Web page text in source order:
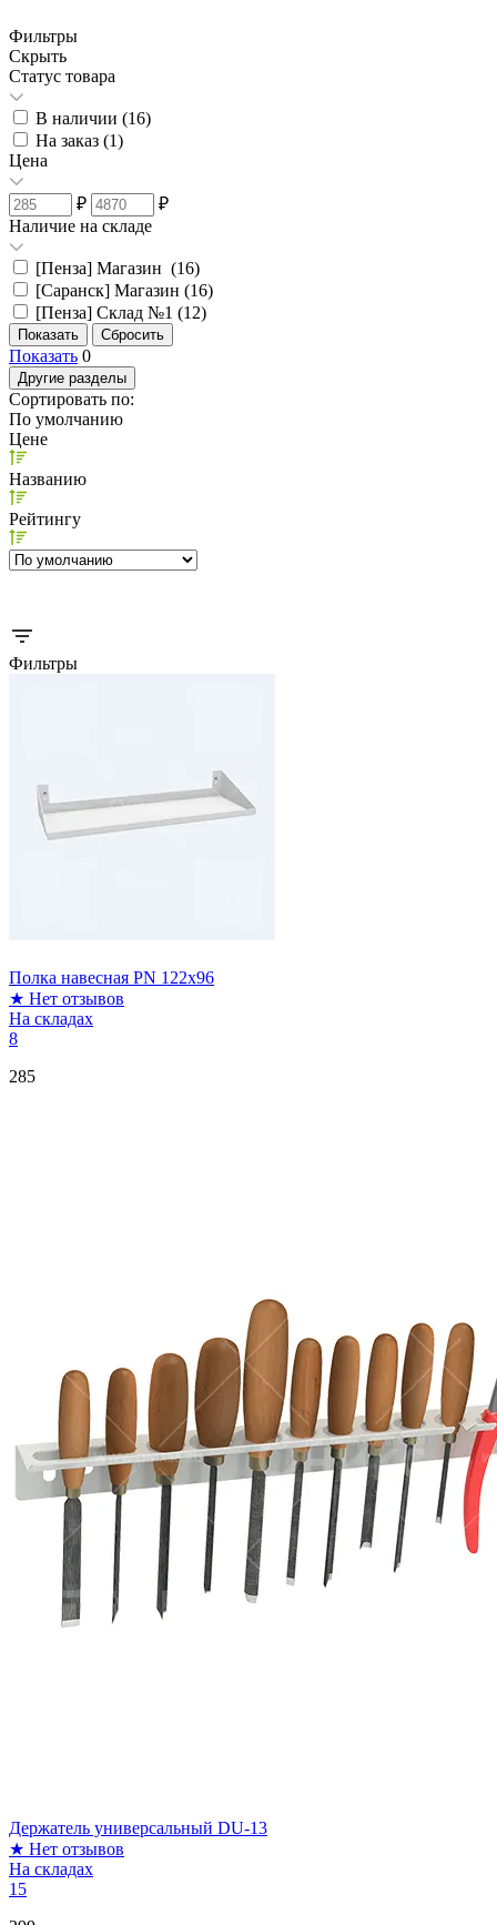
Фильтры
Скрыть
Статус товара
В наличии (16)
На заказ (1)
Цена
₽
₽
Наличие на складе
[Пенза] Магазин (16)
[Саранск] Магазин (16)
[Пенза] Склад №1 (12)
Показать 0
Другие разделы
Сортировать по:
По умолчанию
Цене
Названию
Рейтингу
Фильтры
Полка навесная PN 122x96
★ Нет отзывов
На складах
8
285
Держатель универсальный DU-13
★ Нет отзывов
На складах
15